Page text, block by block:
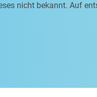
nicht bekannt. Auf